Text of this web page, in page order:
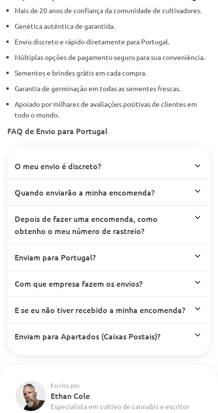
Mais de 20 anos de confiança da comunidade de cultivadores.
Genética autêntica de garantida.
Envio discreto e rápido diretamente para Portugal.
Múltiplas opções de pagamento seguro para sua conveniência.
Sementes e brindes grátis em cada compra.
Garantia de germinação em todas as sementes frescas.
Apoiado por milhares de avaliações positivas de clientes em
todo o mundo.
FAQ de Envio para Portugal
O meu envio é discreto?
Quando enviarão a minha encomenda?
Depois de fazer uma encomenda, como
obtenho o meu número de rastreio?
Enviam para Portugal?
Com que empresa fazem os envios?
E se eu não tiver recebido a minha encomenda?
Enviam para Apartados (Caixas Postais)?
Escrito por
Ethan Cole
Especialista em cultivo de cannabis e escritor